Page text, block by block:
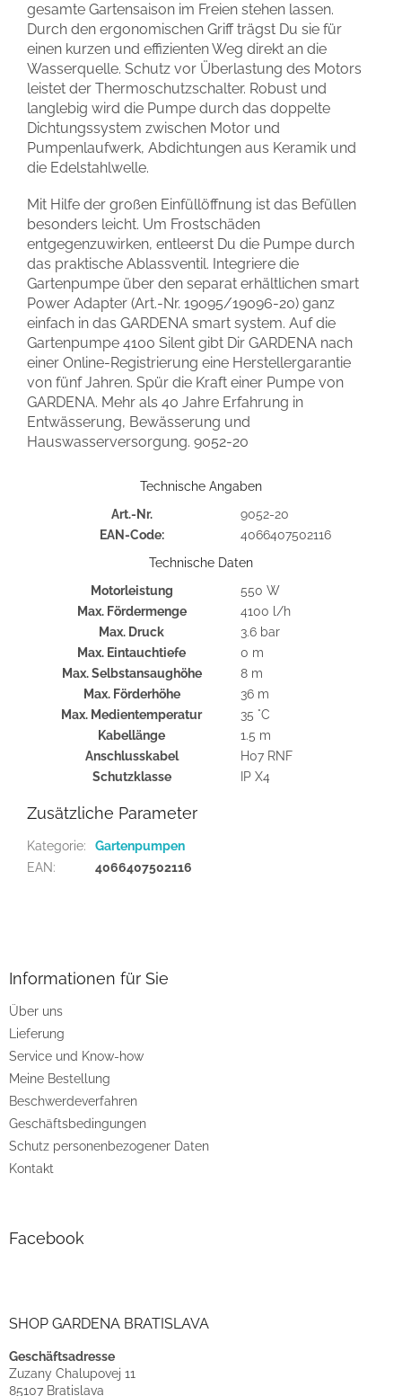
gesamte Gartensaison im Freien stehen lassen.
Durch den ergonomischen Griff trägst Du sie für
einen kurzen und effizienten Weg direkt an die
Wasserquelle. Schutz vor Überlastung des Motors
leistet der Thermoschutzschalter. Robust und
langlebig wird die Pumpe durch das doppelte
Dichtungssystem zwischen Motor und
Pumpenlaufwerk, Abdichtungen aus Keramik und
die Edelstahlwelle.
Mit Hilfe der großen Einfüllöffnung ist das Befüllen
besonders leicht. Um Frostschäden
entgegenzuwirken, entleerst Du die Pumpe durch
das praktische Ablassventil. Integriere die
Gartenpumpe über den separat erhältlichen smart
Power Adapter (Art.-Nr. 19095/19096-20) ganz
einfach in das GARDENA smart system. Auf die
Gartenpumpe 4100 Silent gibt Dir GARDENA nach
einer Online-Registrierung eine Herstellergarantie
von fünf Jahren. Spür die Kraft einer Pumpe von
GARDENA. Mehr als 40 Jahre Erfahrung in
Entwässerung, Bewässerung und
Hauswasserversorgung. 9052-20
Technische Angaben
Art.-Nr.
9052-20
EAN-Code:
4066407502116
Technische Daten
Motorleistung
550 W
Max. Fördermenge
4100 l/h
Max. Druck
3.6 bar
Max. Eintauchtiefe
0 m
Max. Selbstansaughöhe
8 m
Max. Förderhöhe
36 m
Max. Medientemperatur
35 °C
Kabellänge
1.5 m
Anschlusskabel
H07 RNF
Schutzklasse
IP X4
Zusätzliche Parameter
Kategorie:
Gartenpumpen
EAN: 4066407502116
e
Informationen für Sie
Über uns
Lieferung
Service und Know-how
Meine Bestellung
Beschwerdeverfahren
Geschäftsbedingungen
Schutz personenbezogener Daten
Kontakt
Facebook
SHOP GARDENA BRATISLAVA
Geschäftsadresse
Zuzany Chalupovej 11
85107 Bratislava